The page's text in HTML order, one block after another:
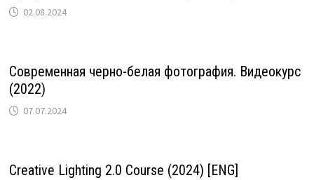
02.08.2024
Современная черно-белая фотография. Видеокурс
(2022)
07.07.2024
Creative Lighting 2.0 Course (2024) [ENG]